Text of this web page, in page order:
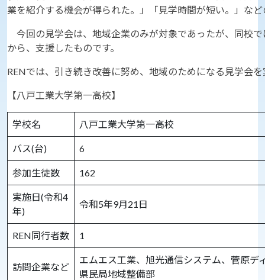
業を紹介する機会が得られた。」「見学時間が短い。」な
今回の見学会は、地域企業のみが対象であったが、同校
から、支援したものです。
RENでは、引き続き改善に努め、地域のためになる見学会
【八戸工業大学第一高校】
学校名 八戸工業大学第一高校
バス(台) 6
参加生徒数 162
実施日(令和4
年)
令和5年9月21日
REN同行者数 1
訪問企業など
エムエス工業、旭光通信システム、菅原
県民局地域整備部